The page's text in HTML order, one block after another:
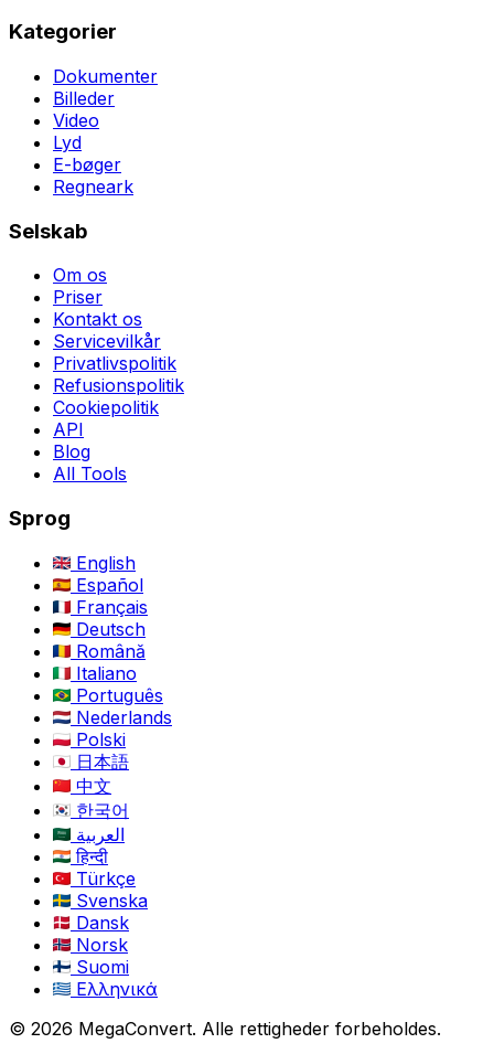
Kategorier
Dokumenter
Billeder
Video
Lyd
E-bøger
Regneark
Selskab
Om os
Priser
Kontakt os
Servicevilkår
Privatlivspolitik
Refusionspolitik
Cookiepolitik
API
Blog
All Tools
Sprog
English
Español
Français
Deutsch
Română
Italiano
Português
Nederlands
Polski
日本語
中文
한국어
العربية
हिन्दी
Türkçe
Svenska
Dansk
Norsk
Suomi
Ελληνικά
© 2026 MegaConvert. Alle rettigheder forbeholdes.